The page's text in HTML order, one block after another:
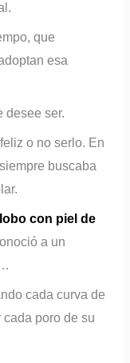
que
esa
desee ser.
o no serlo. En
buscaba
con piel de
a un
cada curva de
poro de su